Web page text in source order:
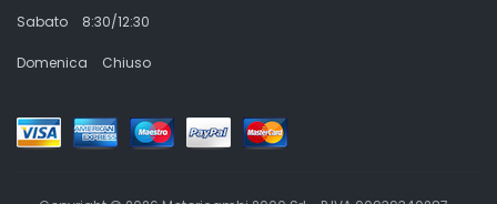
Sabato 8:30/12:30
Domenica Chiuso